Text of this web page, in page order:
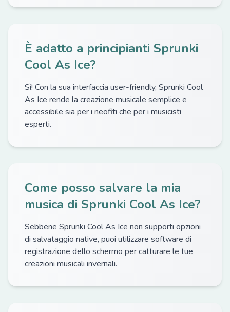
È adatto a principianti Sprunki
Cool As Ice?
Sì! Con la sua interfaccia user-friendly, Sprunki Cool
As Ice rende la creazione musicale semplice e
accessibile sia per i neofiti che per i musicisti
esperti.
Come posso salvare la mia
musica di Sprunki Cool As Ice?
Sebbene Sprunki Cool As Ice non supporti opzioni
di salvataggio native, puoi utilizzare software di
registrazione dello schermo per catturare le tue
creazioni musicali invernali.